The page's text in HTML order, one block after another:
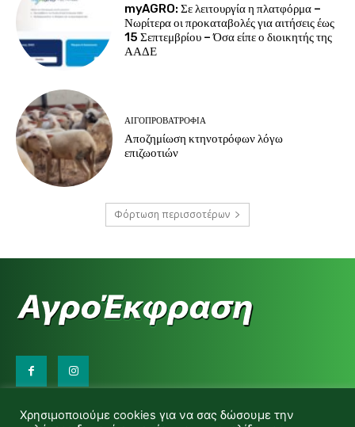
myAGRO: Σε λειτουργία η πλατφόρμα –
Νωρίτερα οι προκαταβολές για αιτήσεις έως
15 Σεπτεμβρίου – Όσα είπε ο διοικητής της
ΑΑΔΕ
ΑΙΓΟΠΡΟΒΑΤΡΟΦΊΑ
Αποζημίωση κτηνοτρόφων λόγω
επιζωοτιών
Φόρτωση περισσοτέρων
d.makas@yahoo.gr
Χρησιμοποιούμε cookies για να σας δώσουμε την